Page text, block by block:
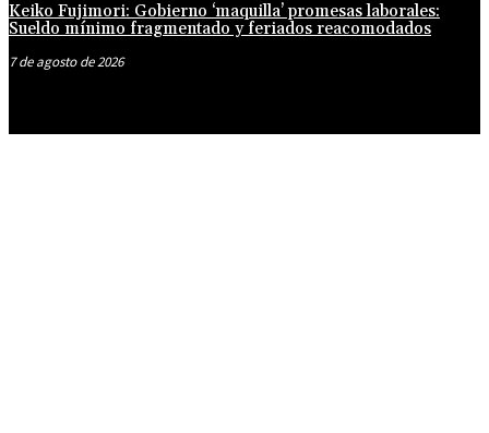
Keiko Fujimori: Gobierno ‘maquilla’ promesas laborales:
Sueldo mínimo fragmentado y feriados reacomodados
7 de agosto de 2026